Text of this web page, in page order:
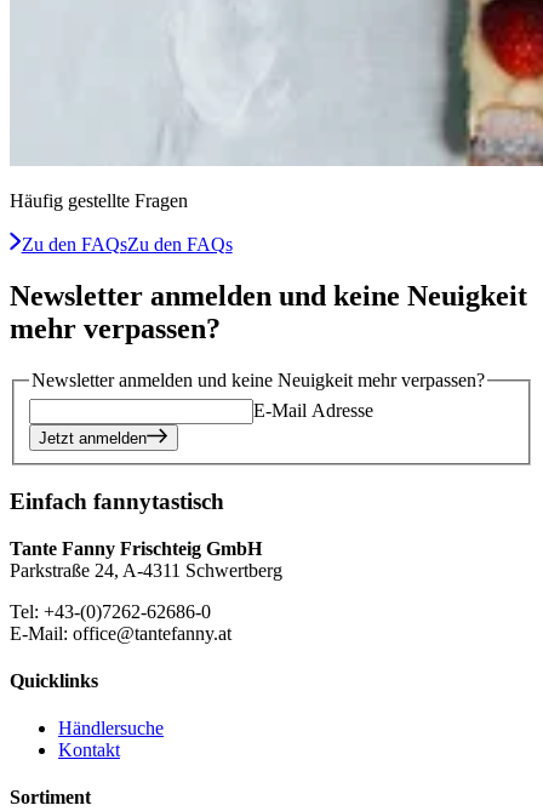
Häufig gestellte Fragen
Zu den FAQsZu den FAQs
Newsletter anmelden und keine Neuigkeit
mehr verpassen?
Newsletter anmelden und keine Neuigkeit mehr verpassen?
E-Mail Adresse
Jetzt anmelden
Einfach fannytastisch
Tante Fanny Frischteig GmbH
Parkstraße 24, A-4311 Schwertberg
Tel: +43-(0)7262-62686-0
E-Mail: office@tantefanny.at
Quicklinks
Händlersuche
Kontakt
Sortiment